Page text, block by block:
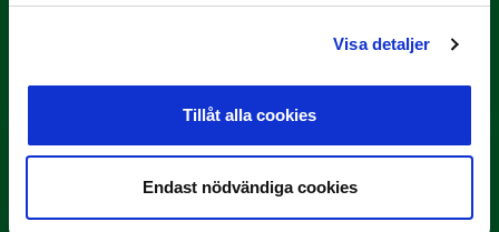
Visa detaljer
Tillåt alla cookies
Endast nödvändiga cookies
Lagerlöf tar över i Sandvikens IF